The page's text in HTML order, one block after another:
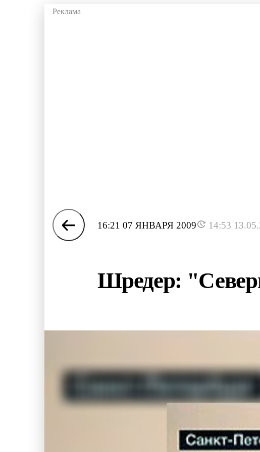
16:21 07 ЯНВАРЯ 2009 14:53
Шредер: